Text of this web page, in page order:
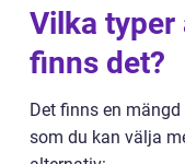
Vilka typer
finns det?
Det finns en
som du kan välja